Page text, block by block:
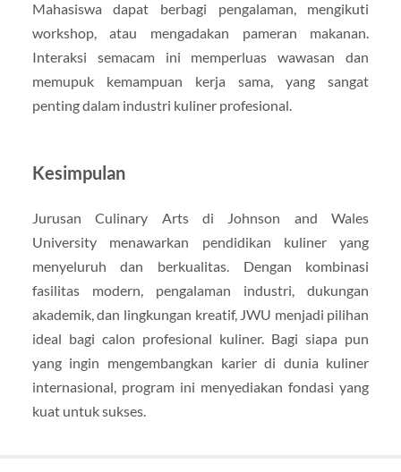
Mahasiswa dapat berbagi pengalaman, mengikuti
workshop, atau mengadakan pameran makanan.
Interaksi semacam ini memperluas wawasan dan
memupuk kemampuan kerja sama, yang sangat
penting dalam industri kuliner profesional.
Kesimpulan
Jurusan Culinary Arts di Johnson and Wales
University menawarkan pendidikan kuliner yang
menyeluruh dan berkualitas. Dengan kombinasi
fasilitas modern, pengalaman industri, dukungan
akademik, dan lingkungan kreatif, JWU menjadi pilihan
ideal bagi calon profesional kuliner. Bagi siapa pun
yang ingin mengembangkan karier di dunia kuliner
internasional, program ini menyediakan fondasi yang
kuat untuk sukses.